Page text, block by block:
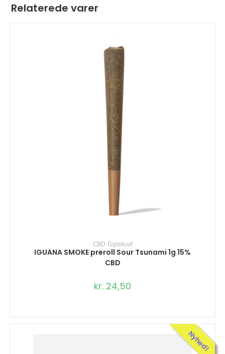
Relaterede varer
TILFØJ TIL KURV
CBD Topskud
IGUANA SMOKE preroll Sour Tsunami 1g 15%
CBD
kr. 24,50
Nyhed!